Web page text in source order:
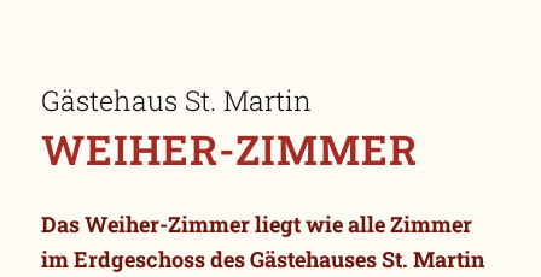
Gästehaus St. Martin
WEIHER-ZIMMER
Das Weiher-Zimmer liegt wie alle Zimmer
im Erdgeschoss des Gästehauses St. Martin